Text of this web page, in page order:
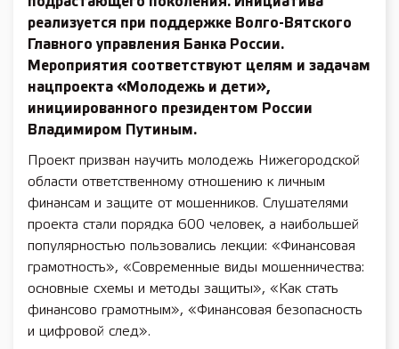
реализуется при поддержке Волго-Вятского
Главного управления Банка России.
Мероприятия соответствуют целям и задачам
нацпроекта «Молодежь и дети»,
инициированного президентом России
Владимиром Путиным.
Проект призван научить молодежь Нижегородской
области ответственному отношению к личным
финансам и защите от мошенников. Слушателями
проекта стали порядка 600 человек, а наибольшей
популярностью пользовались лекции: «Финансовая
грамотность», «Современные виды мошенничества:
основные схемы и методы защиты», «Как стать
финансово грамотным», «Финансовая безопасность
и цифровой след».